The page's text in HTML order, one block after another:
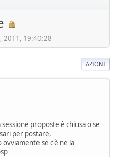
2011, 19:40:28
AZIONI
proposte è chiusa o se
per postare,
se c'è ne la